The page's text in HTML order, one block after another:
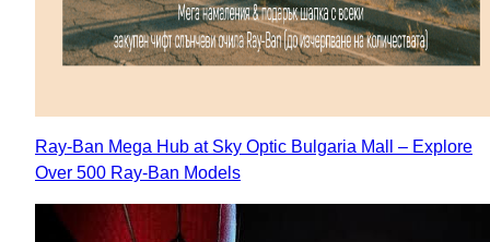
Ray-Ban Mega Hub at Sky Optic Bulgaria Mall – Explore
Over 500 Ray-Ban Models